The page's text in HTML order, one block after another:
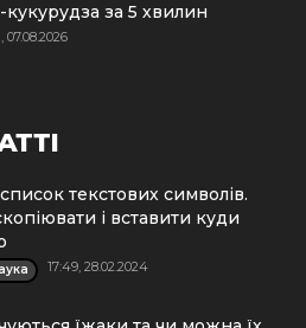
за 5 хвилин
07.08.2026
текстових символів.
і вставити куди
17:49, 28.02.2024